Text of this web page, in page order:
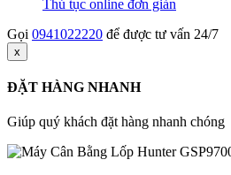
Thủ tục online đơn giản
Gọi 0941022220 để được tư vấn 24/7
x
ĐẶT HÀNG NHANH
Giúp quý khách đặt hàng nhanh chóng